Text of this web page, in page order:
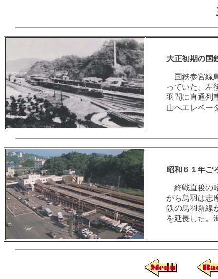
大正初期の国
国鉄参宮線
っていた。左
羽間に直通列
山へエレベー
昭和６１年ご
終戦直後の
から鳥羽は志
鉄の鳥羽新線
を延長した。